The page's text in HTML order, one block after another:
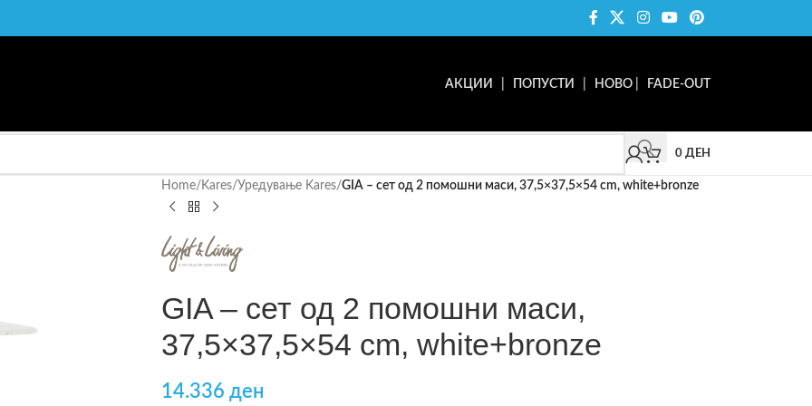
АКЦИИ ПОПУСТИ НОВО FADE-OUT
0 ДЕН
Home/ Kares/Уредување Kares/GIA – сет од 2 помошни маси, 37,5×37,5×54 cm, white+bronze
GIA – сет од 2 помошни маси,
37,5×37,5×54 cm, white+bronze
14.336 ден